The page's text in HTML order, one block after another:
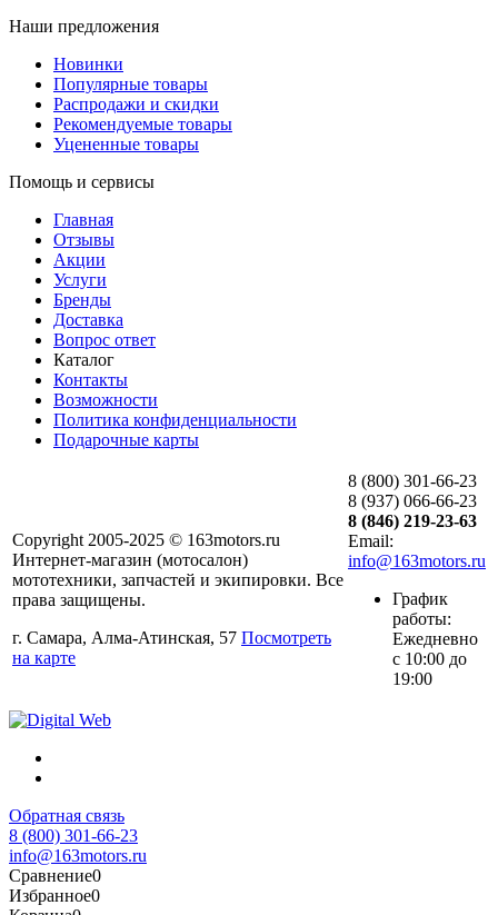
Наши предложения
Новинки
Популярные товары
Распродажи и скидки
Рекомендуемые товары
Уцененные товары
Помощь и сервисы
Главная
Отзывы
Акции
Услуги
Бренды
Доставка
Вопрос ответ
Каталог
Контакты
Возможности
Политика конфиденциальности
Подарочные карты
Copyright 2005-2025 © 163motors.ru
Интернет-магазин (мотосалон)
мототехники, запчастей и экипировки. Все
права защищены.
г. Самара, Алма-Атинская, 57 Посмотреть
на карте
8 (800) 301-66-23
8 (937) 066-66-23
8 (846) 219-23-63
Email:
info@163motors.ru
График
работы:
Ежедневно
с 10:00 до
19:00
Обратная связь
8 (800) 301-66-23
info@163motors.ru
Сравнение0
Избранное0